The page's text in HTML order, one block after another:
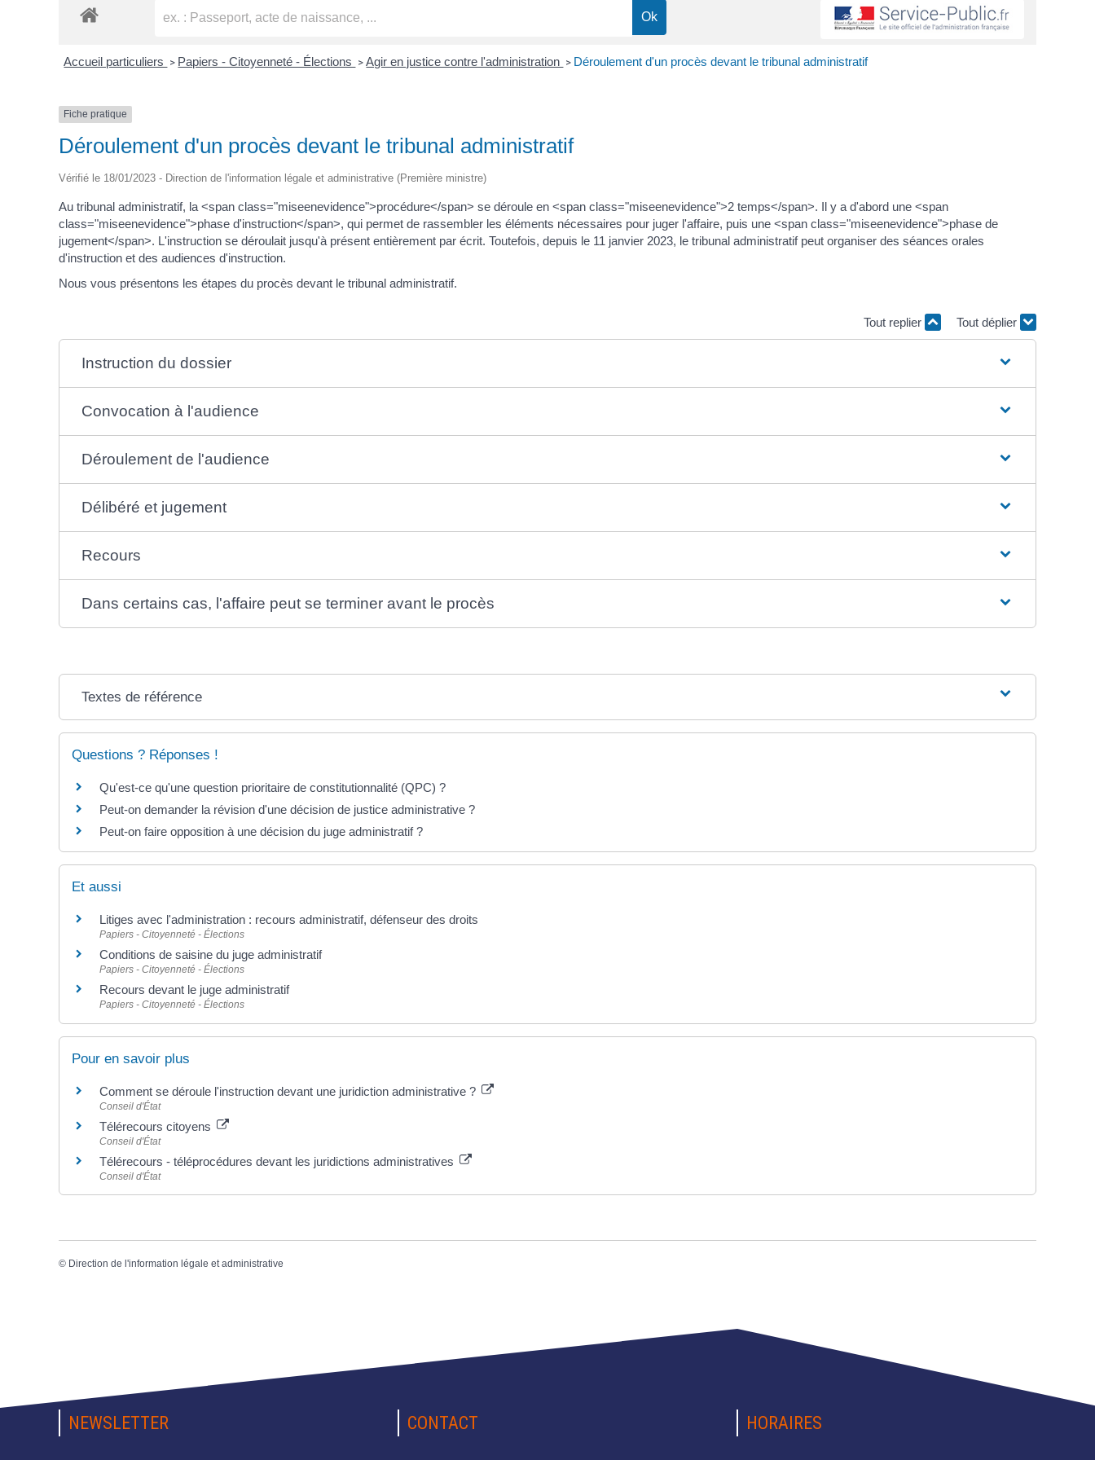
Accueil particuliers > Papiers - Citoyenneté - Élections > Agir en justice contre l'administration > Déroulement d'un procès devant le tribunal administratif
Fiche pratique
Déroulement d'un procès devant le tribunal administratif
Vérifié le 18/01/2023 - Direction de l'information légale et administrative (Première ministre)
Au tribunal administratif, la <span class="miseenevidence">procédure</span> se déroule en <span class="miseenevidence">2 temps</span>. Il y a d'abord une <span
class="miseenevidence">phase d'instruction</span>, qui permet de rassembler les éléments nécessaires pour juger l'affaire, puis une <span class="miseenevidence">phase de
jugement</span>. L'instruction se déroulait jusqu'à présent entièrement par écrit. Toutefois, depuis le 11 janvier 2023, le tribunal administratif peut organiser des séances orales
d'instruction et des audiences d'instruction.
Nous vous présentons les étapes du procès devant le tribunal administratif.
Tout replier Tout déplier
Instruction du dossier
Convocation à l'audience
Déroulement de l'audience
Délibéré et jugement
Recours
Dans certains cas, l'affaire peut se terminer avant le procès
Textes de référence
Questions ? Réponses !
Qu'est-ce qu'une question prioritaire de constitutionnalité (QPC) ?
Peut-on demander la révision d'une décision de justice administrative ?
Peut-on faire opposition à une décision du juge administratif ?
Et aussi
Litiges avec l'administration : recours administratif, défenseur des droits
Papiers - Citoyenneté - Élections
Conditions de saisine du juge administratif
Papiers - Citoyenneté - Élections
Recours devant le juge administratif
Papiers - Citoyenneté - Élections
Pour en savoir plus
Comment se déroule l'instruction devant une juridiction administrative ?
Conseil d'État
Télérecours citoyens
Conseil d'État
Télérecours - téléprocédures devant les juridictions administratives
Conseil d'État
© Direction de l'information légale et administrative
NEWSLETTER CONTACT HORAIRES